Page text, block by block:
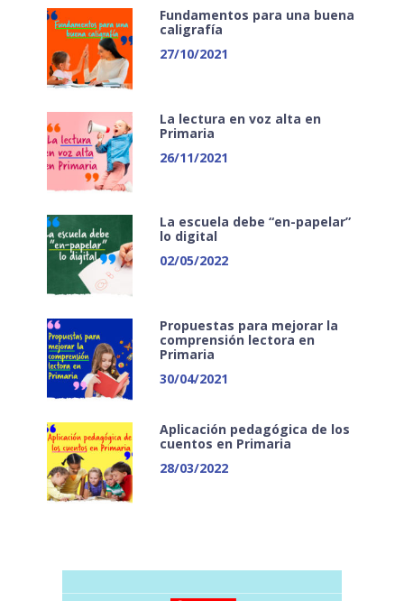
Fundamentos para una buena
caligrafía
27/10/2021
La lectura en voz alta en
Primaria
26/11/2021
La escuela debe “en-papelar”
lo digital
02/05/2022
Propuestas para mejorar la
comprensión lectora en
Primaria
30/04/2021
Aplicación pedagógica de los
cuentos en Primaria
28/03/2022